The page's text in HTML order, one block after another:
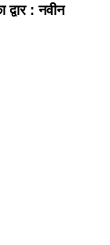
द्वार : नवीन